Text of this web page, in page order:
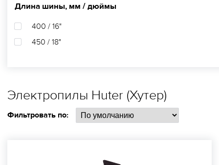
Длина шины, мм / дюймы
400 / 16"
450 / 18"
Электропилы Huter (Хутер)
Фильтровать по: